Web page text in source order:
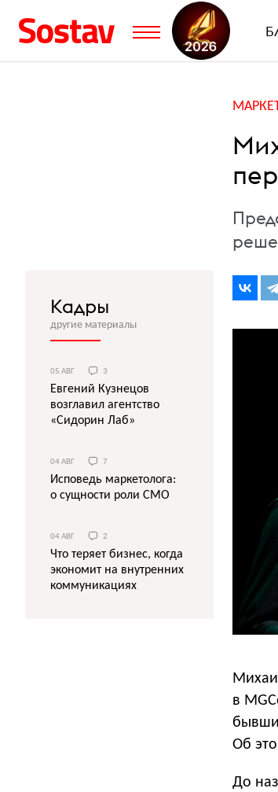
в
Об
До
Кадры
другие материалы
05 АВГ 3
Евгений Кузнецов
возглавил агентство
«Сидорин Лаб»
04 АВГ 7
Исповедь маркетолога:
о сущности роли СМО
04 АВГ 2
Что теряет бизнес, когда
экономит на внутренних
коммуникациях